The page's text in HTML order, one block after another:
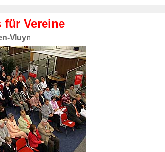
für Vereine
Vluyn